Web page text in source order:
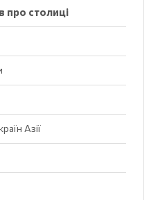
про столиці
Азії